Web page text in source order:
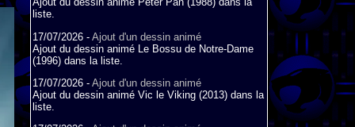
liste.
17/07/2026 - Ajout d'un dessin animé
Ajout du dessin animé Le Bossu de Notre-Dame
(1996) dans la liste.
17/07/2026 - Ajout d'un dessin animé
Ajout du dessin animé Vic le Viking (2013) dans la
liste.